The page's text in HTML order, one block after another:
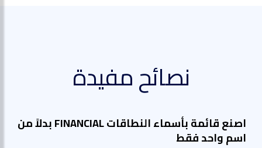
نصائح مفيدة
اصنع قائمة بأسماء النطاقات FINANCIAL بدلاً من
اسم واحد فقط